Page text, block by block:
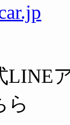
LINE
ら